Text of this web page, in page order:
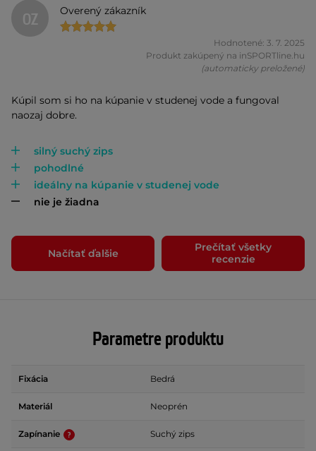
OZ Overený zákazník
Hodnotené: 3. 7. 2025
Produkt zakúpený na inSPORTline.hu
(automaticky preložené)
Kúpil som si ho na kúpanie v studenej vode a fungoval
naozaj dobre.
silný suchý zips
pohodlné
ideálny na kúpanie v studenej vode
nie je žiadna
Načítať ďalšie
Prečítať všetky
recenzie
Parametre produktu
Fixácia Bedrá
Materiál Neoprén
Zapínanie Suchý zips